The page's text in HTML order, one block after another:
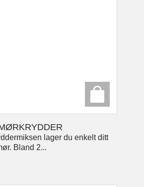
lager du enkelt ditt
Bland 2...